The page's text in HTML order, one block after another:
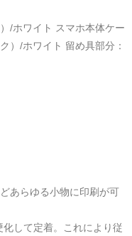
/ホワイト スマホ本体ケー
）/ホワイト 留め具部分：
あらゆる小物に印刷が可
して定着。これにより従